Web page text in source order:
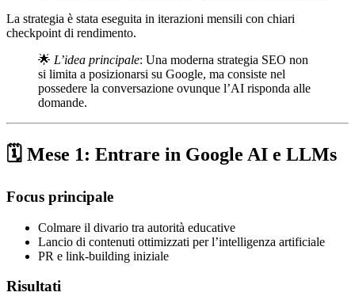
La strategia è stata eseguita in iterazioni mensili con chiari
checkpoint di rendimento.
🌟 L’idea principale: Una moderna strategia SEO non
si limita a posizionarsi su Google, ma consiste nel
possedere la conversazione ovunque l’AI risponda alle
domande.
🗓️ Mese 1: Entrare in Google AI e LLMs
Focus principale
Colmare il divario tra autorità educative
Lancio di contenuti ottimizzati per l’intelligenza artificiale
PR e link-building iniziale
Risultati